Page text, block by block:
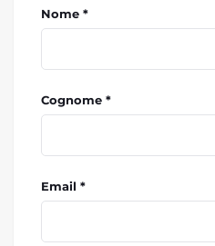
Nome *
Cognome *
Email *